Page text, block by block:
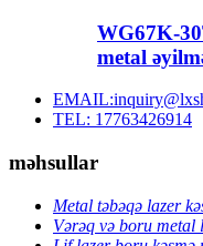
WG67K-
metal
TEL: 17763426914
məhsullar
Metal təbəqə lazer
Vərəq və boru metal